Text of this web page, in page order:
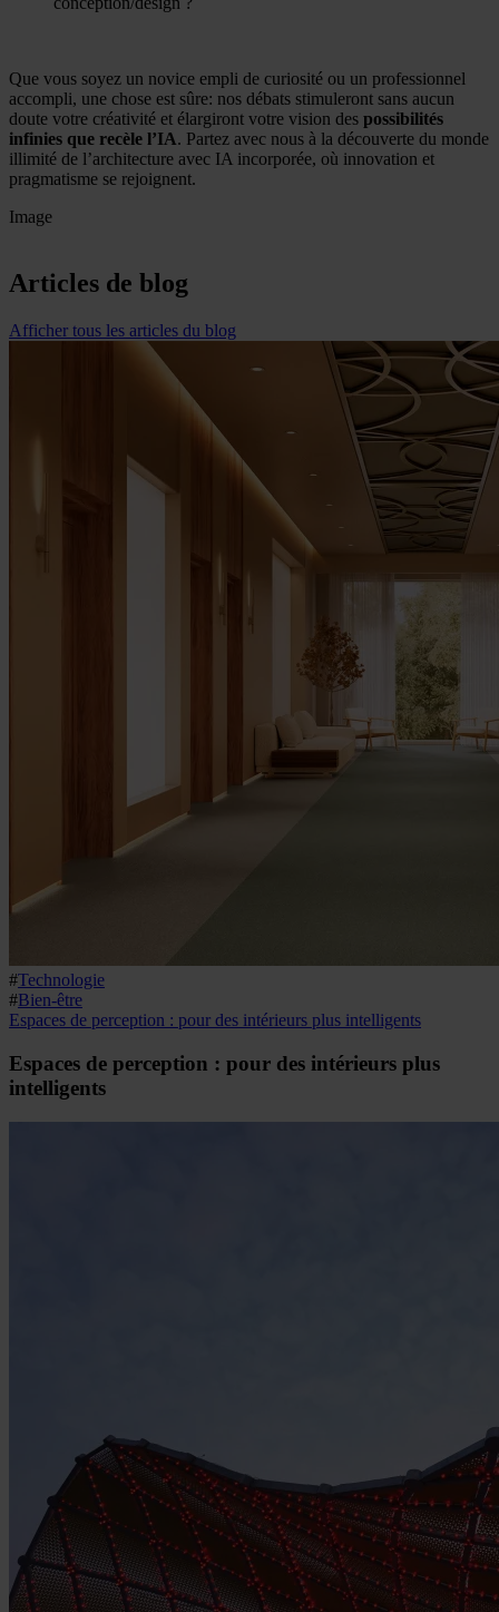
Que vous soyez un novice empli de curiosité ou un professionnel
accompli, une chose est sûre: nos débats stimuleront sans aucun
doute votre créativité et élargiront votre vision des possibilités
infinies que recèle l’IA. Partez avec nous à la découverte du monde
illimité de l’architecture avec IA incorporée, où innovation et
pragmatisme se rejoignent.
Image
Articles de blog
Afficher tous les articles du blog
#Technologie
#Bien-être
Espaces de perception : pour des intérieurs plus intelligents
Espaces de perception : pour des intérieurs plus
intelligents